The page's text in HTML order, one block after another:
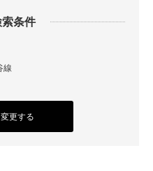
条件
線
更する